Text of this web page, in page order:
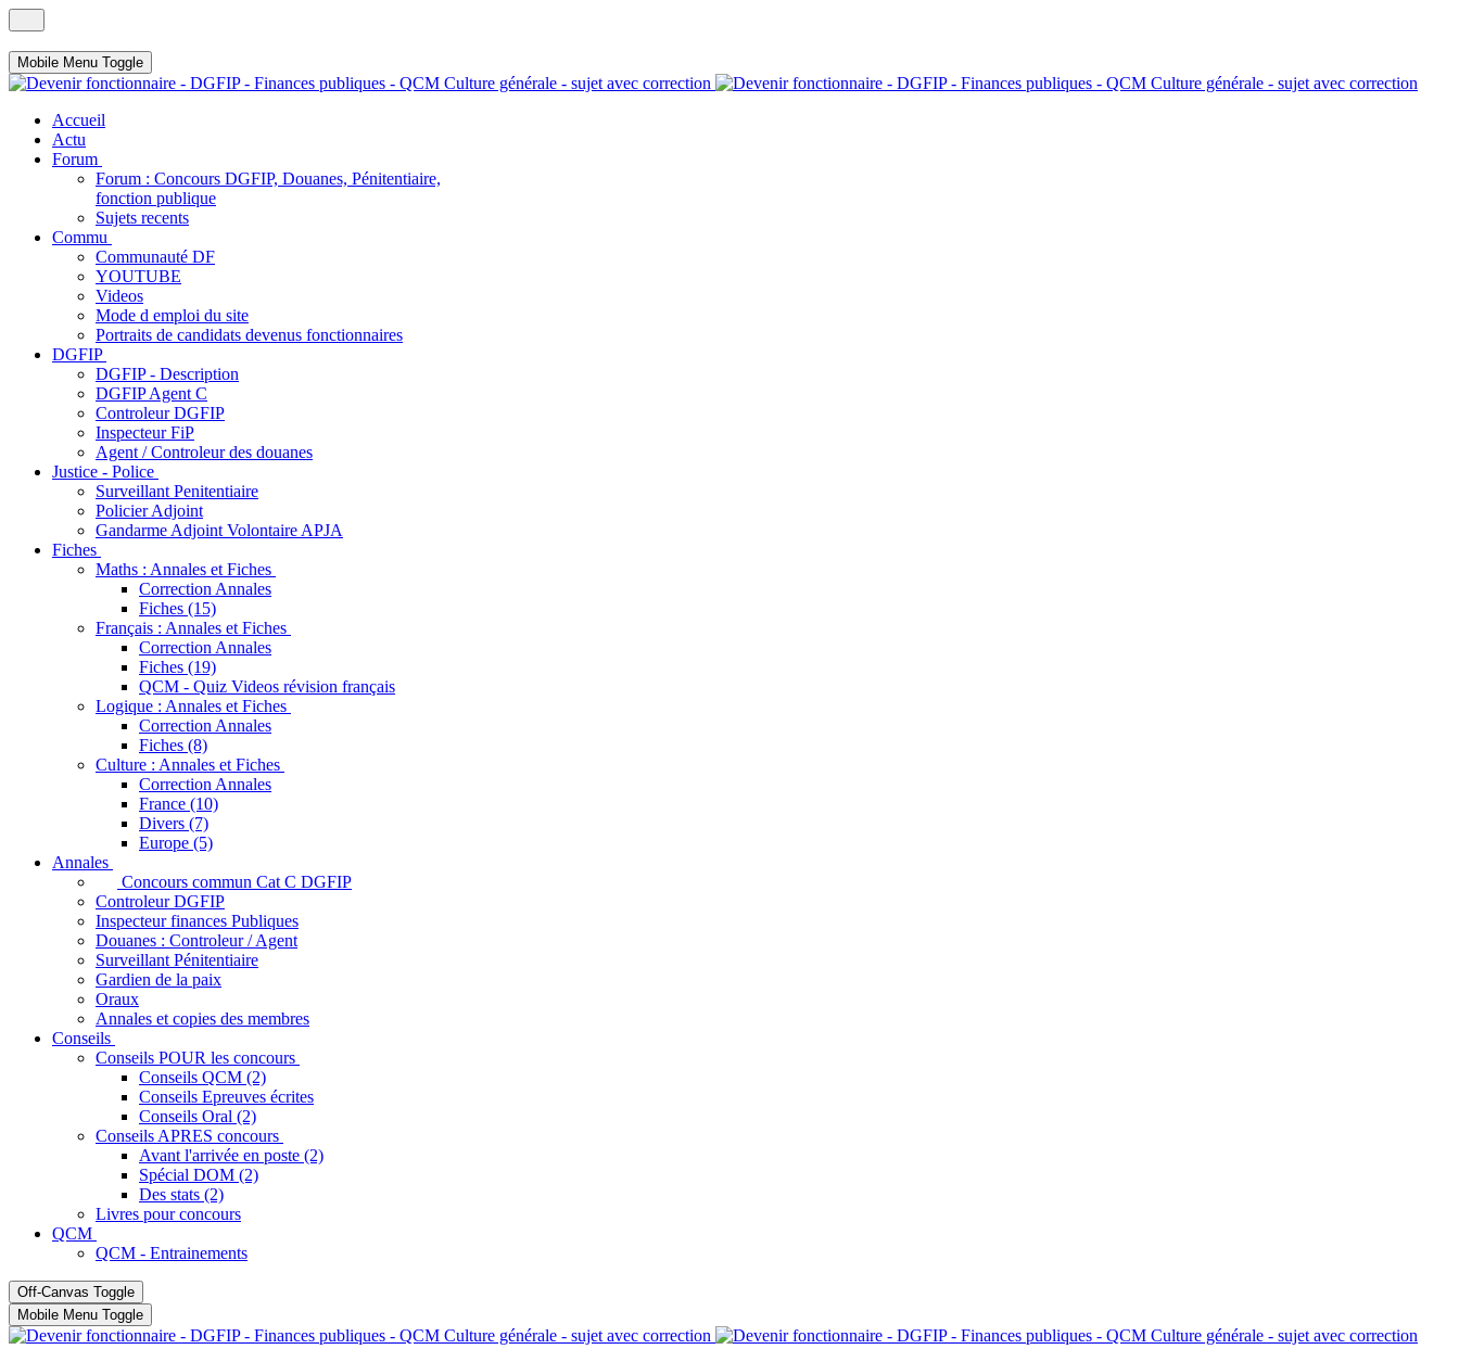
Mobile Menu Toggle
Accueil
Actu
Forum
Forum : Concours DGFIP, Douanes, Pénitentiaire,
fonction publique
Sujets recents
Commu
Communauté DF
YOUTUBE
Videos
Mode d emploi du site
Portraits de candidats devenus fonctionnaires
DGFIP
DGFIP - Description
DGFIP Agent C
Controleur DGFIP
Inspecteur FiP
Agent / Controleur des douanes
Justice - Police
Surveillant Penitentiaire
Policier Adjoint
Gandarme Adjoint Volontaire APJA
Fiches
Maths : Annales et Fiches
Correction Annales
Fiches (15)
Français : Annales et Fiches
Correction Annales
Fiches (19)
QCM - Quiz Videos révision français
Logique : Annales et Fiches
Correction Annales
Fiches (8)
Culture : Annales et Fiches
Correction Annales
France (10)
Divers (7)
Europe (5)
Annales
Concours commun Cat C DGFIP
Controleur DGFIP
Inspecteur finances Publiques
Douanes : Controleur / Agent
Surveillant Pénitentiaire
Gardien de la paix
Oraux
Annales et copies des membres
Conseils
Conseils POUR les concours
Conseils QCM (2)
Conseils Epreuves écrites
Conseils Oral (2)
Conseils APRES concours
Avant l'arrivée en poste (2)
Spécial DOM (2)
Des stats (2)
Livres pour concours
QCM
QCM - Entrainements
Off-Canvas Toggle
Mobile Menu Toggle